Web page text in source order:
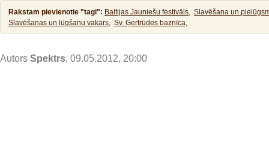
Rakstam pievienotie "tagi": Baltijas Jauniešu festivāls, Slavēšana un
Slavēšanas un lūgšanu vakars, Sv. Ģertrūdes baznīca,
Autors Spektrs, 09.05.2012, 20:00